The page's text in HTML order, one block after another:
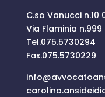
C.so Vanucci n.10
Via Flaminia n.999
Tel.075.5730294
Fax.075.5730229
info@